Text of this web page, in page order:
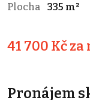
Plocha
335 m²
41 700 Kč za
Pronájem